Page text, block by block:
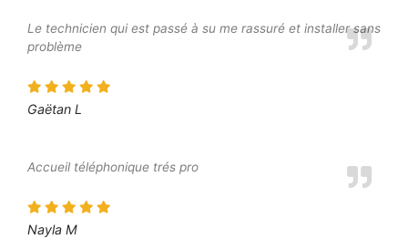
Le technicien qui est passé à su me rassuré et installer sans
problème
Gaëtan L
Accueil téléphonique trés pro
Nayla M